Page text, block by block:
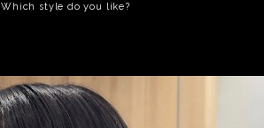
Which style do you like?